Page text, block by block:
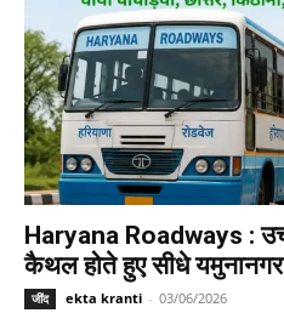
Haryana Roadways :
कैथल होते हुए सीधे
जींद ekta kranti - 03/06/2026